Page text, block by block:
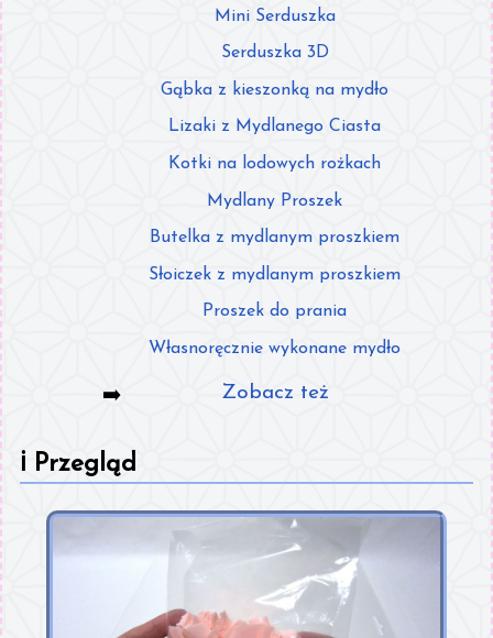
Mini Serduszka
Serduszka 3D
Gąbka z kieszonką na mydło
Lizaki z Mydlanego Ciasta
Kotki na lodowych rożkach
Mydlany Proszek
Butelka z mydlanym proszkiem
Słoiczek z mydlanym proszkiem
Proszek do prania
Własnoręcznie wykonane mydło
Zobacz też
ℹ️ Przegląd